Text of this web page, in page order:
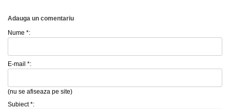
Adauga un comentariu
Nume *:
E-mail *:
(nu se afiseaza pe site)
Subiect *: